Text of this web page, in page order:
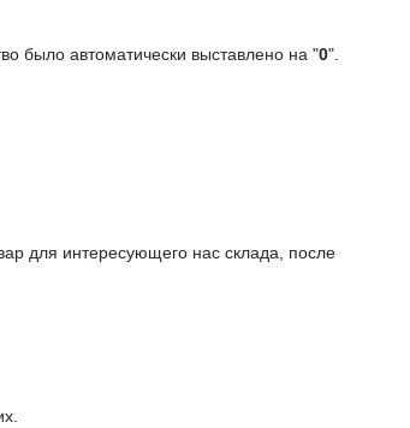
было автоматически выставлено на "0".
для интересующего нас склада, после